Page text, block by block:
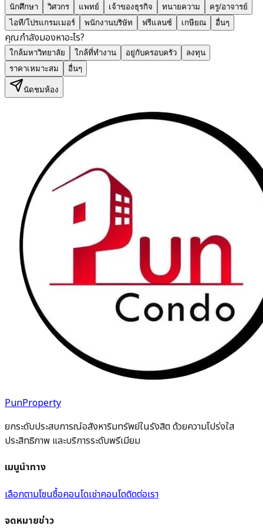
นักศึกษา วิศวกร แพทย์ เจ้าของธุรกิจ ทนายความ
ครู/อาจารย์
ไอที/โปรแกรมเมอร์
พนักงานบริษัท ฟรีแลนซ์ เกษียณ อื่นๆ
คุณกำลังมองหาอะไร?
ใกล้มหาวิทยาลัย ใกล้ที่ทำงาน อยู่กับครอบครัว
ลงทุน
ราคาเหมาะสม
อื่นๆ
นัดชมห้อง
PunProperty
ยกระดับประสบการณ์อสังหาริมทรัพย์ในรังสิต ด้วยความโปร่งใส
ประสิทธิภาพ และบริการระดับพรีเมียม
เมนูนำทาง
เลือกตามโซนซื้อคอนโดเช่าคอนโดติดต่อเรา
จดหมายข่าว